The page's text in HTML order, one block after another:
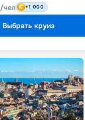
/чел +1 000
Выбрать круиз